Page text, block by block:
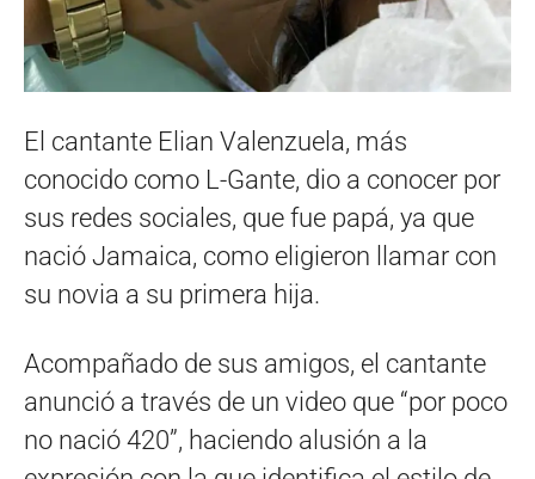
El cantante Elian Valenzuela, más
conocido como L-Gante, dio a conocer por
sus redes sociales, que fue papá, ya que
nació Jamaica, como eligieron llamar con
su novia a su primera hija.
Acompañado de sus amigos, el cantante
anunció a través de un video que “por poco
no nació 420”, haciendo alusión a la